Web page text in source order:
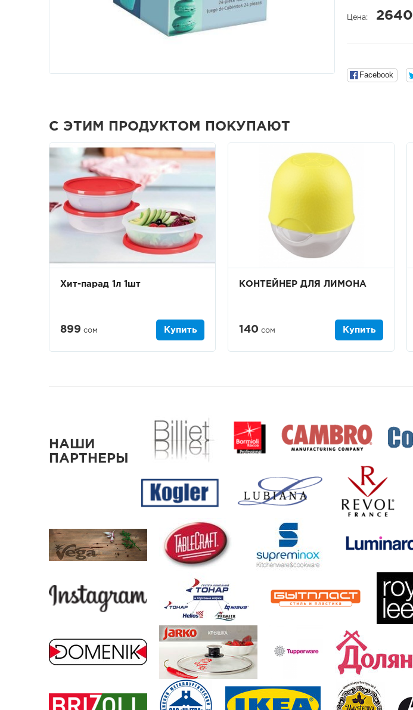
Цена: 2640
Facebook
С ЭТИМ ПРОДУКТОМ ПОКУПАЮТ
Хит-парад 1л 1шт
899 сом Купить
КОНТЕЙНЕР ДЛЯ ЛИМОНА
140 сом Купить
НАШИ
ПАРТНЕРЫ